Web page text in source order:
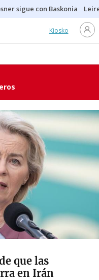
sigue con Baskonia
Kiosko
que las
en Irán